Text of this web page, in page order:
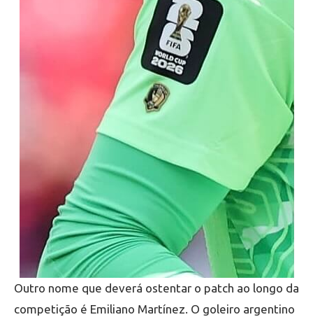
Outro nome que deverá ostentar o patch ao longo da
competição é Emiliano Martínez. O goleiro argentino